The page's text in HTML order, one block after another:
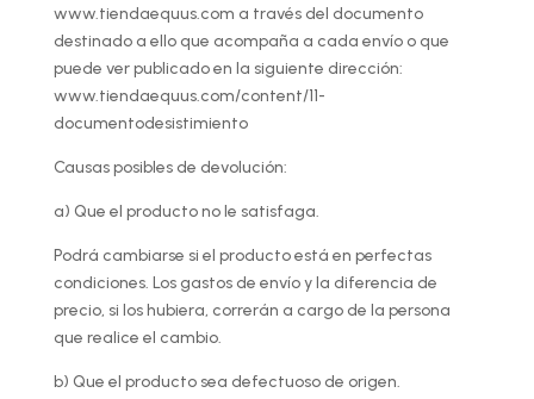
www.tiendaequus.com a través del documento
destinado a ello que acompaña a cada envío o que
puede ver publicado en la siguiente dirección:
www.tiendaequus.com/content/11-
documentodesistimiento
Causas posibles de devolución:
a) Que el producto no le satisfaga.
Podrá cambiarse si el producto está en perfectas
condiciones. Los gastos de envío y la diferencia de
precio, si los hubiera, correrán a cargo de la persona
que realice el cambio.
b) Que el producto sea defectuoso de origen.